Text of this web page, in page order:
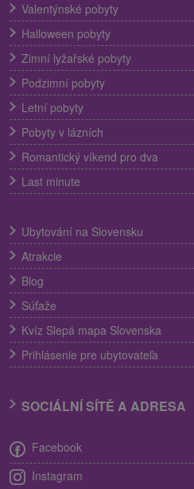
Valentýnské pobyty
Halloween pobyty
Zimní lyžařské pobyty
Podzimní pobyty
Letní pobyty
Pobyty v lázních
Romantický víkend pro dva
Last minute
Ubytování na Slovensku
Atrakcie
Blog
Súťaže
Kvíz Slepá mapa Slovenska
Prihlásenie pre ubytovateľa
SOCIÁLNÍ SÍTĚ A ADRESA
Facebook
Instagram